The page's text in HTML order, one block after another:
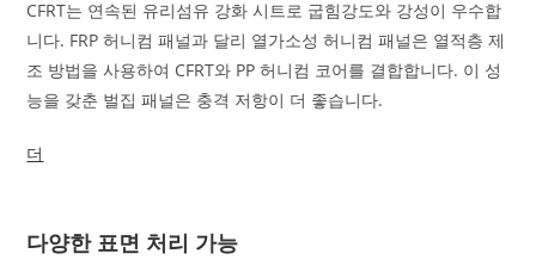
CFRT는 연속된 유리섬유 강화 시트로 굽힘강도와 강성이 우수합
니다. FRP 허니컴 패널과 달리 열가소성 허니컴 패널은 열적층 제
조 방법을 사용하여 CFRT와 PP 허니컴 코어를 결합합니다. 이 성
능을 갖춘 벌집 패널은 충격 저항이 더 좋습니다.
더
다양한 표면 처리 가능